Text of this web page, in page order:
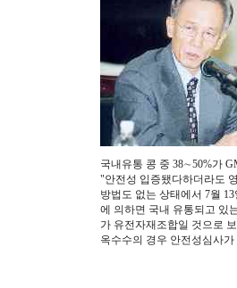
국내유통 콩 중 38∼50%가
"안전성 입증됐다하더라도
방법도 없는 상태에서 7월
에 의하면 국내 유통되고 있
가 유전자재조합일 것으로
옥수수의 경우 안전성심사